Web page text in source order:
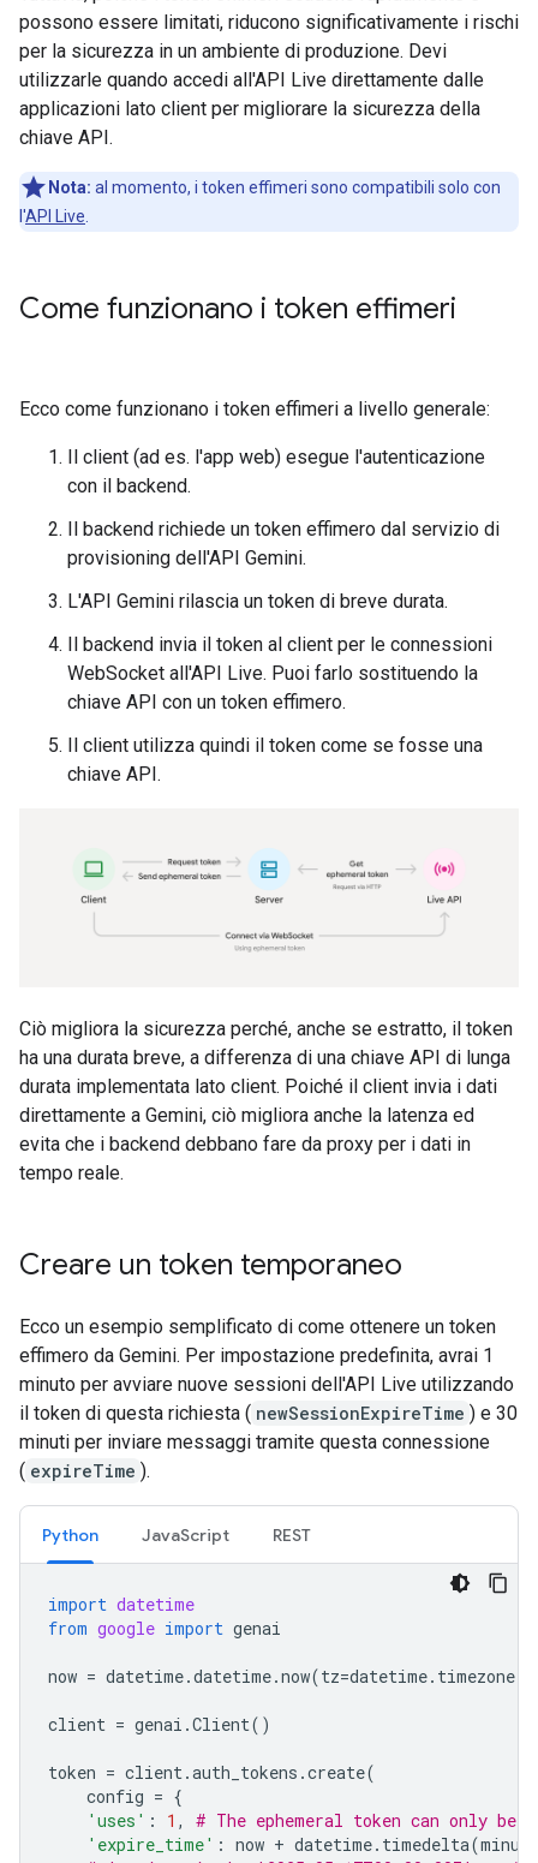
possono essere limitati, riducono significativamente i rischi
per la sicurezza in un ambiente di produzione. Devi
utilizzarle quando accedi all'API Live direttamente dalle
applicazioni lato client per migliorare la sicurezza della
chiave API.
Nota: al momento, i token effimeri sono compatibili solo con
l'API Live
Come funzionano i token effimeri
Ecco come funzionano i token effimeri a livello generale:
Il client (ad es. l'app web) esegue l'autenticazione
con il backend.
Il backend richiede un token effimero dal servizio di
provisioning dell'API Gemini.
L'API Gemini rilascia un token di breve durata.
Il backend invia il token al client per le connessioni
WebSocket all'API Live. Puoi farlo sostituendo la
chiave API con un token effimero.
Il client utilizza quindi il token come se fosse una
chiave API.
Ciò migliora la sicurezza perché, anche se estratto, il token
ha una durata breve, a differenza di una chiave API di lunga
durata implementata lato client. Poiché il client invia i dati
direttamente a Gemini, ciò migliora anche la latenza ed
evita che i backend debbano fare da proxy per i dati in
tempo reale.
Creare un token temporaneo
Ecco un esempio semplificato di come ottenere un token
effimero da Gemini. Per impostazione predefinita, avrai 1
minuto per avviare nuove sessioni dell'API Live utilizzando
il token di questa richiesta ( newSessionExpireTime ) e 30
minuti per inviare messaggi tramite questa connessione
( expireTime ).
Python JavaScript REST
import datetime
from google import genai
now = datetime.datetime.now(tz=datetime. timezone
client = genai .Client()
token = client.auth_tokens .create(
config = {
'uses' : 1 ,
# The ephemeral token can only
'expire_time' : now + datetime. timedelta(